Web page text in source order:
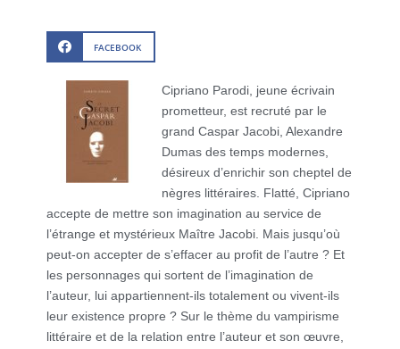
FACEBOOK
Cipriano Parodi, jeune écrivain
prometteur, est recruté par le
grand Caspar Jacobi, Alexandre
Dumas des temps modernes,
désireux d’enrichir son cheptel de
nègres littéraires. Flatté, Cipriano
accepte de mettre son imagination au service de
l’étrange et mystérieux Maître Jacobi. Mais jusqu’où
peut-on accepter de s’effacer au profit de l’autre ? Et
les personnages qui sortent de l’imagination de
l’auteur, lui appartiennent-ils totalement ou vivent-ils
leur existence propre ? Sur le thème du vampirisme
littéraire et de la relation entre l’auteur et son œuvre,